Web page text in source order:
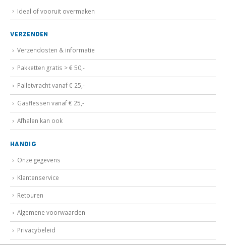
Ideal of vooruit overmaken
VERZENDEN
Verzendosten & informatie
Pakketten gratis > € 50,-
Palletvracht vanaf € 25,-
Gasflessen vanaf € 25,-
Afhalen kan ook
HANDIG
Onze gegevens
Klantenservice
Retouren
Algemene voorwaarden
Privacybeleid